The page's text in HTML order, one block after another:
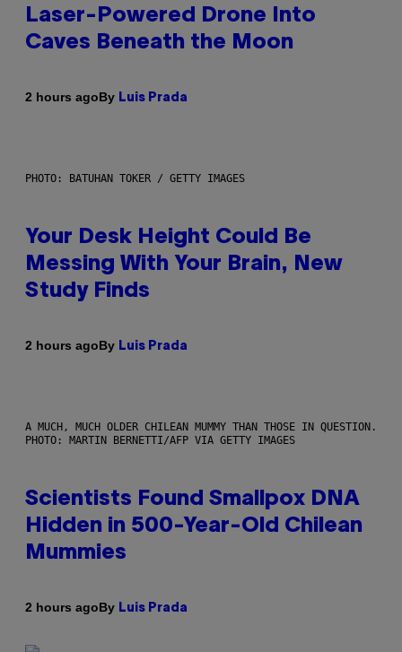
Laser-Powered Drone Into
Caves Beneath the Moon
2 hours agoBy Luis Prada
PHOTO: BATUHAN TOKER / GETTY IMAGES
Your Desk Height Could Be
Messing With Your Brain, New
Study Finds
2 hours agoBy Luis Prada
A MUCH, MUCH OLDER CHILEAN MUMMY THAN THOSE IN QUESTION.
PHOTO: MARTIN BERNETTI/AFP VIA GETTY IMAGES
Scientists Found Smallpox DNA
Hidden in 500-Year-Old Chilean
Mummies
2 hours agoBy Luis Prada